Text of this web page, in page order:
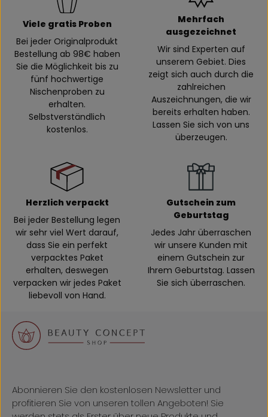
Viele gratis Proben
Bei jeder Originalprodukt
Bestellung ab 98€ haben
Sie die Möglichkeit bis zu
fünf hochwertige
Nischenproben zu
erhalten.
Selbstverständlich
kostenlos.
Mehrfach
ausgezeichnet
Wir sind Experten auf
unserem Gebiet. Dies
zeigt sich auch durch die
zahlreichen
Auszeichnungen, die wir
bereits erhalten haben.
Lassen Sie sich von uns
überzeugen.
Herzlich verpackt
Bei jeder Bestellung legen
wir sehr viel Wert darauf,
dass Sie ein perfekt
verpacktes Paket
erhalten, deswegen
verpacken wir jedes Paket
liebevoll von Hand.
Gutschein zum
Geburtstag
Jedes Jahr überraschen
wir unsere Kunden mit
einem Gutschein zur
Ihrem Geburtstag. Lassen
Sie sich überraschen.
Abonnieren Sie den kostenlosen Newsletter und
profitieren Sie von unseren tollen Angeboten! Sie